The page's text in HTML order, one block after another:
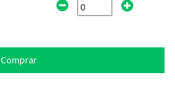
Comprar